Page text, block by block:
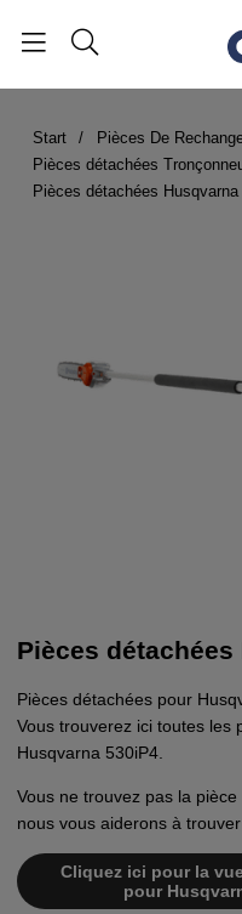
Start
Pièces De
Pièces détachées
Pièces détachées
Pièces
Pièces détachées pour
Vous trouverez ici toutes les
Husqvarna 530iP4.
Vous ne trouvez pas la
nous vous aiderons à
Cliquez ici pour la
pour